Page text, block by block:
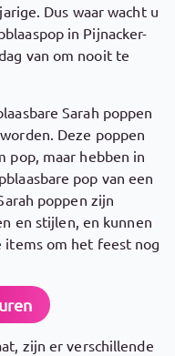
Dus waar wacht u
in Pijnacker-
van om nooit te
Sarah poppen
Deze poppen
pop, maar hebben in
pop van een
poppen zijn
en stijlen, en kunnen
om het feest nog
zijn er verschillende